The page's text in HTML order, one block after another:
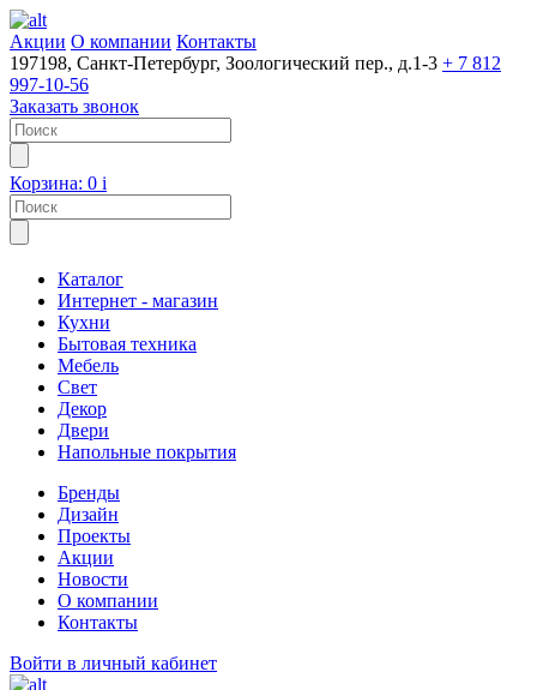
Акции О компании Контакты
197198, Санкт-Петербург, Зоологический пер., д.1-3 + 7 812
997-10-56
Заказать звонок
Корзина: 0 i
Каталог
Интернет - магазин
Кухни
Бытовая техника
Мебель
Свет
Декор
Двери
Напольные покрытия
Бренды
Дизайн
Проекты
Акции
Новости
О компании
Контакты
Войти в личный кабинет